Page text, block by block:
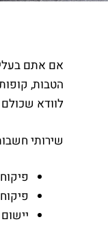
אם אתם
הטבות,
לוודא שכולם
שירותי